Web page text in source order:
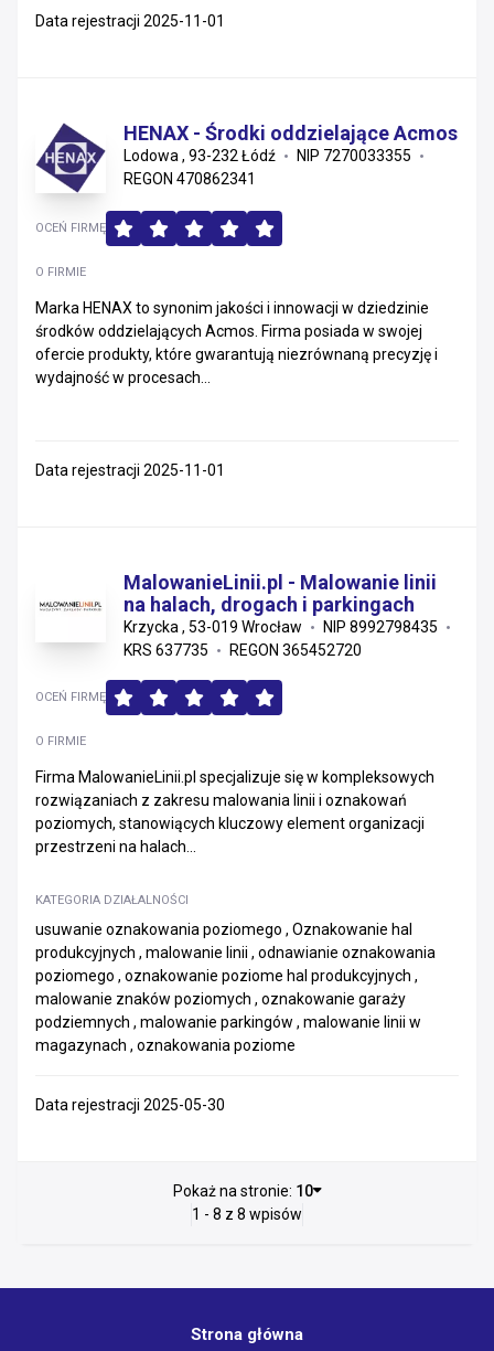
Data rejestracji 2025-11-01
HENAX - Środki oddzielające Acmos
Lodowa , 93-232 Łódź
NIP 7270033355
REGON 470862341
O FIRMIE
Marka HENAX to synonim jakości i innowacji w dziedzinie
środków oddzielających Acmos. Firma posiada w swojej
ofercie produkty, które gwarantują niezrównaną precyzję i
wydajność w procesach...
OCEŃ FIRMĘ
Data rejestracji 2025-11-01
MalowanieLinii.pl - Malowanie linii
na halach, drogach i parkingach
Krzycka , 53-019 Wrocław
NIP 8992798435
KRS 637735
REGON 365452720
O FIRMIE
Firma MalowanieLinii.pl specjalizuje się w kompleksowych
rozwiązaniach z zakresu malowania linii i oznakowań
poziomych, stanowiących kluczowy element organizacji
przestrzeni na halach...
KATEGORIA DZIAŁALNOŚCI
usuwanie oznakowania poziomego , Oznakowanie hal
produkcyjnych , malowanie linii , odnawianie oznakowania
poziomego , oznakowanie poziome hal produkcyjnych ,
malowanie znaków poziomych , oznakowanie garaży
podziemnych , malowanie parkingów , malowanie linii w
magazynach , oznakowania poziome
OCEŃ FIRMĘ
Data rejestracji 2025-05-30
Pokaż na stronie: 10
1 - 8 z 8 wpisów
Strona główna